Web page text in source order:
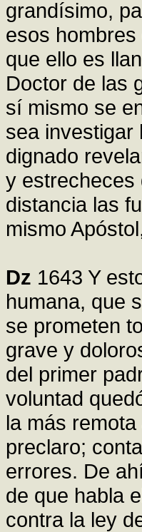
grandísimo,
esos
que ello es
Doctor de las
sí mismo se
sea investigar
dignado
y estrecheces
distancia las
mismo
Dz 1643 Y
humana, que
se prometen
grave y
del primer
voluntad
la más
preclaro;
errores. De
de que habla
contra la ley